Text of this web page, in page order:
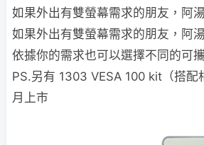
如果外出有雙螢幕需求的朋友，阿
如果外出有雙螢幕需求的朋友，阿
依據你的需求也可以選擇不同的可
PS.另有 1303 VESA 100 kit（搭配
月上市